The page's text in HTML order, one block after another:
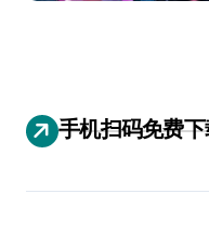
手机扫码免费